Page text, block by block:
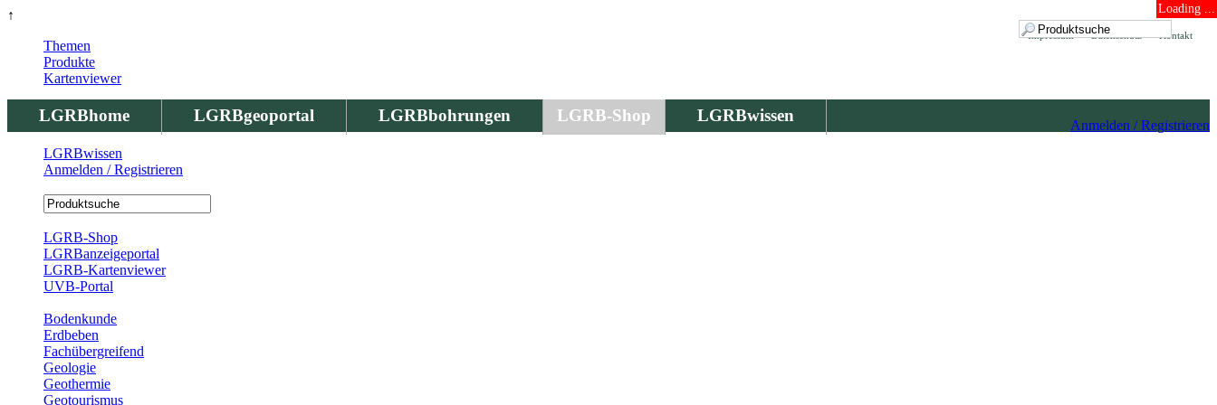
↑ Loading ...
Kontakt
Datenschutz
Impressum
LGRBhome LGRBgeoportal LGRBbohrungen LGRB-Shop LGRBwissen
Anmelden / Registrieren
Themen
Produkte
Kartenviewer
LGRBwissen
Anmelden / Registrieren
LGRB-Shop
LGRBanzeigeportal
LGRB-Kartenviewer
UVB-Portal
Bodenkunde
Erdbeben
Fachübergreifend
Geologie
Geothermie
Geotourismus